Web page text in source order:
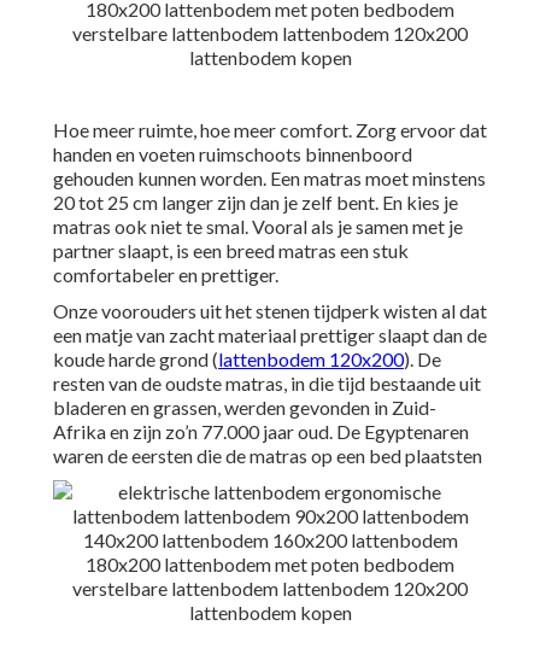
Hoe meer ruimte, hoe meer comfort. Zorg ervoor dat
handen en voeten ruimschoots binnenboord
gehouden kunnen worden. Een matras moet minstens
20 tot 25 cm langer zijn dan je zelf bent. En kies je
matras ook niet te smal. Vooral als je samen met je
partner slaapt, is een breed matras een stuk
comfortabeler en prettiger.
Onze voorouders uit het stenen tijdperk wisten al dat
een matje van zacht materiaal prettiger slaapt dan de
koude harde grond (lattenbodem 120x200). De
resten van de oudste matras, in die tijd bestaande uit
bladeren en grassen, werden gevonden in Zuid-
Afrika en zijn zo’n 77.000 jaar oud. De Egyptenaren
waren de eersten die de matras op een bed plaatsten